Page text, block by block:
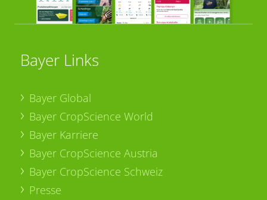
Bayer Links
Bayer Global
Bayer CropScience World
Bayer Karriere
Bayer CropScience Austria
Bayer CropScience Schweiz
Presse